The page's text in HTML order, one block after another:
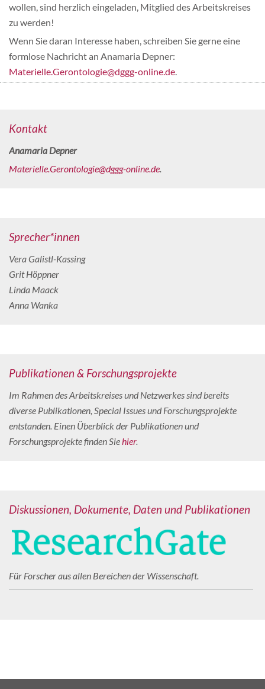
wollen, sind herzlich eingeladen, Mitglied des Arbeitskreises
zu werden!
Wenn Sie daran Interesse haben, schreiben Sie gerne eine
formlose Nachricht an Anamaria Depner:
Materielle.Gerontologie@dggg-online.de
Kontakt
Anamaria Depner
Materielle.Gerontologie@dggg-online.de
Sprecher*innen
Vera Galistl-Kassing
Grit Höppner
Linda Maack
Anna Wanka
Publikationen & Forschungsprojekte
Im Rahmen des Arbeitskreises und Netzwerkes sind bereits
diverse Publikationen, Special Issues und Forschungsprojekte
entstanden. Einen Überblick der Publikationen und
Forschungsprojekte finden Sie hier.
Diskussionen, Dokumente, Daten und Publikationen
Für Forscher aus allen Bereichen der Wissenschaft.